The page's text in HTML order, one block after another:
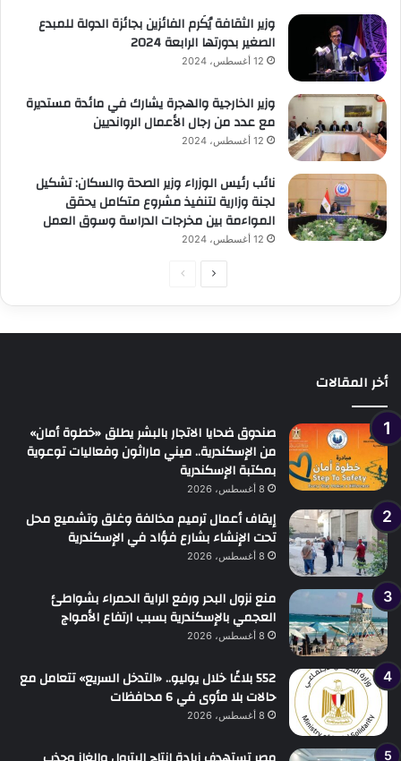
وزير الثقافة يُكَرم الفائزين بجائزة الدولة للمبدع
الصغير بدورتها الرابعة 2024
12 أغسطس، 2024
وزير الخارجية والهجرة يشارك في مائدة مستديرة
مع عدد من رجال الأعمال الروانديين
12 أغسطس، 2024
نائب رئيس الوزراء وزير الصحة والسكان: تشكيل
لجنة وزارية لتنفيذ مشروع متكامل يحقق
المواءمة بين مخرجات الدراسة وسوق العمل
12 أغسطس، 2024
الصفحةالصفحة
أخر المقالات
صندوق ضحايا الاتجار بالبشر يطلق «خطوة أمان»
من الإسكندرية.. ميني ماراثون وفعاليات توعوية
بمكتبة الإسكندرية
8 أغسطس، 2026
إيقاف أعمال ترميم مخالفة وغلق وتشميع محل
تحت الإنشاء بشارع فؤاد في الإسكندرية
8 أغسطس، 2026
منع نزول البحر ورفع الراية الحمراء بشواطئ
العجمي بالإسكندرية بسبب ارتفاع الأمواج
8 أغسطس، 2026
552 بلاغًا خلال يوليو.. «التدخل السريع» تتعامل مع
حالات بلا مأوى في 6 محافظات
8 أغسطس، 2026